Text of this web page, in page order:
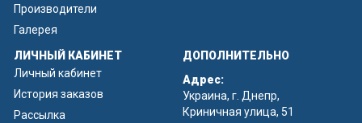
Производители
Галерея
ЛИЧНЫЙ КАБИНЕТ
Личный кабинет
История заказов
Рассылка
ДОПОЛНИТЕЛЬНО
Адрес:
Украина, г. Днепр,
Криничная улица, 51